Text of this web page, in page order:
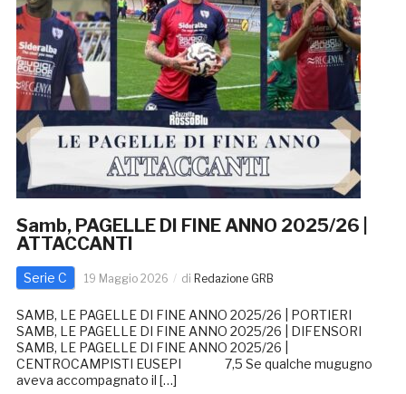
Samb, PAGELLE DI FINE ANNO 2025/26 |
ATTACCANTI
Serie C 19 Maggio 2026 di Redazione GRB
SAMB, LE PAGELLE DI FINE ANNO 2025/26 | PORTIERI
SAMB, LE PAGELLE DI FINE ANNO 2025/26 | DIFENSORI
SAMB, LE PAGELLE DI FINE ANNO 2025/26 |
CENTROCAMPISTI EUSEPI 7,5 Se qualche mugugno
aveva accompagnato il […]